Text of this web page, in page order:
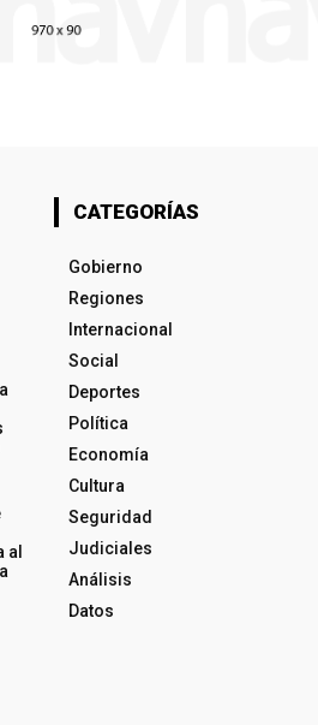
al
CATEGORÍAS
Gobierno
Regiones
Internacional
Social
Deportes
Política
Economía
Cultura
Seguridad
Judiciales
Análisis
Datos